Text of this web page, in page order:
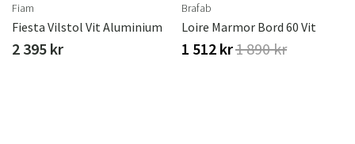
Fiam
Fiesta Vilstol Vit Aluminium
2 395 kr
Brafab
Loire Marmor Bord 60 Vit
1 512 kr1 890 kr